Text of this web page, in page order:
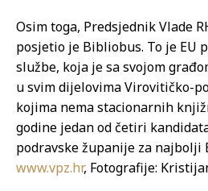
Osim toga, Predsjednik Vlade
posjetio je Bibliobus. To je EU
službe, koja je sa svojom
u svim dijelovima Virovitičko-
kojima nema stacionarnih
godine jedan od četiri
podravske županije za najbolji
www.vpz.hr, Fotografije: